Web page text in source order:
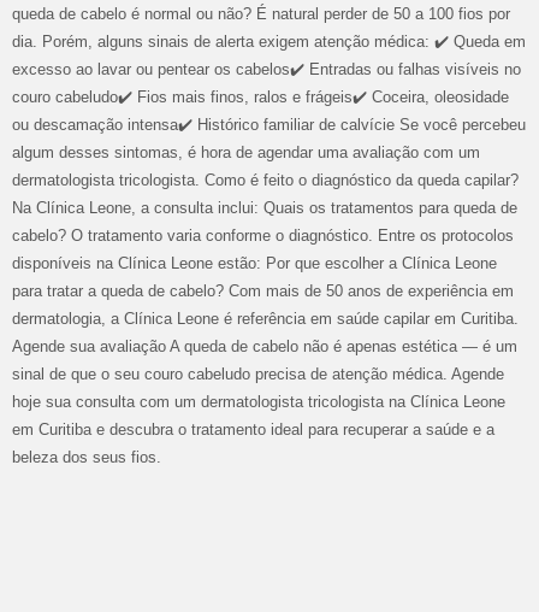
queda de cabelo é normal ou não? É natural perder de 50 a 100 fios por
dia. Porém, alguns sinais de alerta exigem atenção médica: ✔️ Queda em
excesso ao lavar ou pentear os cabelos✔️ Entradas ou falhas visíveis no
couro cabeludo✔️ Fios mais finos, ralos e frágeis✔️ Coceira, oleosidade
ou descamação intensa✔️ Histórico familiar de calvície Se você percebeu
algum desses sintomas, é hora de agendar uma avaliação com um
dermatologista tricologista. Como é feito o diagnóstico da queda capilar?
Na Clínica Leone, a consulta inclui: Quais os tratamentos para queda de
cabelo? O tratamento varia conforme o diagnóstico. Entre os protocolos
disponíveis na Clínica Leone estão: Por que escolher a Clínica Leone
para tratar a queda de cabelo? Com mais de 50 anos de experiência em
dermatologia, a Clínica Leone é referência em saúde capilar em Curitiba.
Agende sua avaliação A queda de cabelo não é apenas estética — é um
sinal de que o seu couro cabeludo precisa de atenção médica. Agende
hoje sua consulta com um dermatologista tricologista na Clínica Leone
em Curitiba e descubra o tratamento ideal para recuperar a saúde e a
beleza dos seus fios.